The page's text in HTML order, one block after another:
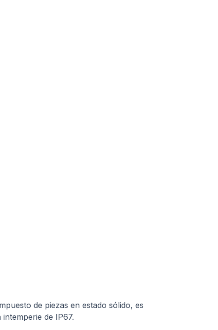
de piezas en estado sólido, es
de IP67.